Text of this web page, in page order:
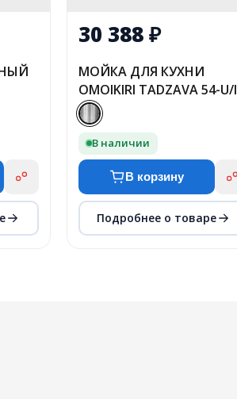
30 388₽
МОЙКА ДЛЯ КУХНИ
OMOIKIRI TADZAVA 54-U/I
ULTRA 15 - IN
В наличии
В корзину
Подробнее о товаре